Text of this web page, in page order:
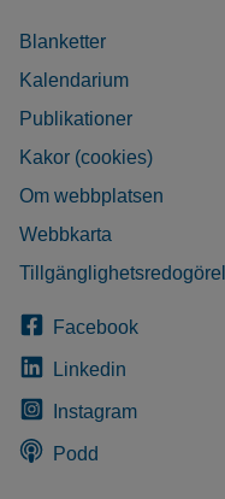
Blanketter
Kalendarium
Publikationer
Kakor (cookies)
Om webbplatsen
Webbkarta
Facebook
Linkedin
Instagram
Podd